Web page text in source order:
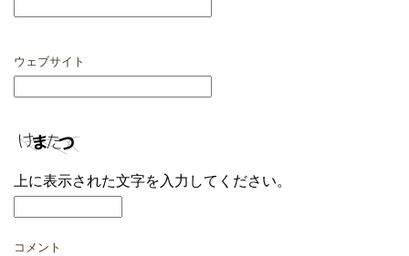
ウェブサイト
上に表示された文字を入力してください。
コメント